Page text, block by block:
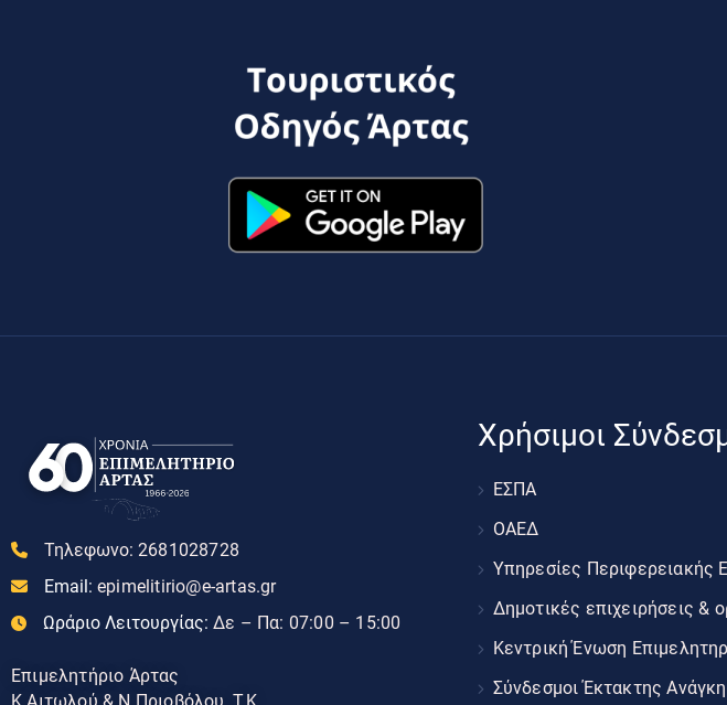
Τηλεφωνο: 2681028728
Email: epimelitirio@e-artas.gr
Ωράριο Λειτουργίας: Δε – Πα: 07:00 – 15:00
Επιμελητήριο Άρτας
Χρήσιμοι
ΕΣΠΑ
ΟΑΕΔ
Υπηρεσίες Περιφερειακής
Δημοτικές επιχειρήσεις &
Κεντρική Ένωση
Σύνδεσμοι Έκτακτης